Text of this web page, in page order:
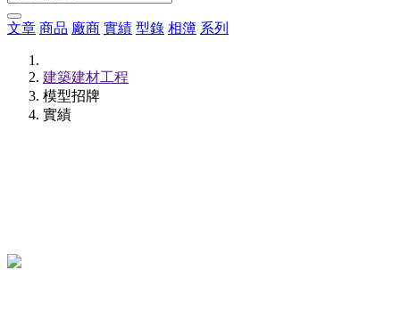
文章 商品 廠商 實績 型錄 相簿 系列
建築建材工程
模型招牌
實績